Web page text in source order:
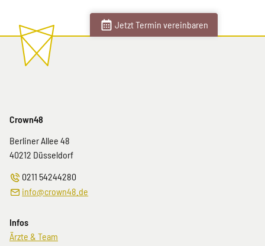
Jetzt Termin vereinbaren
Crown48
Berliner Allee 48
40212 Düsseldorf
0211 54244280
info@crown48.de
Infos
Navigation
Ärzte & Team